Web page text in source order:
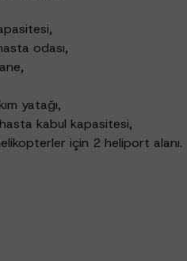
odası,
yatağı,
kabul kapasitesi,
için 2 heliport alanı.